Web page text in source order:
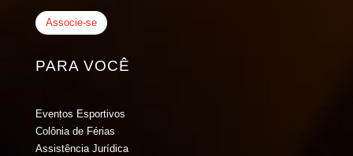
Associe-se
PARA VOCÊ
Eventos Esportivos
Colônia de Férias
Assistência Jurídica